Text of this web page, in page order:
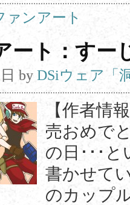
ァンアート
ート：す
by DSiウェア「
【作者情
売おめで
の日･･･
書かせて
のカップ